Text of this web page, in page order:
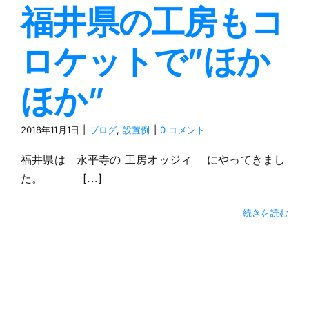
見学会
ブログ
お問合せ
ご注文
福井県の工房もコ
ロケットで”ほか
ほか”
2018年11月1日 ブログ, 設置例 0 コメント
福井県は 永平寺の 工房オッジィ にやってきまし
た。 [...]
続きを読む